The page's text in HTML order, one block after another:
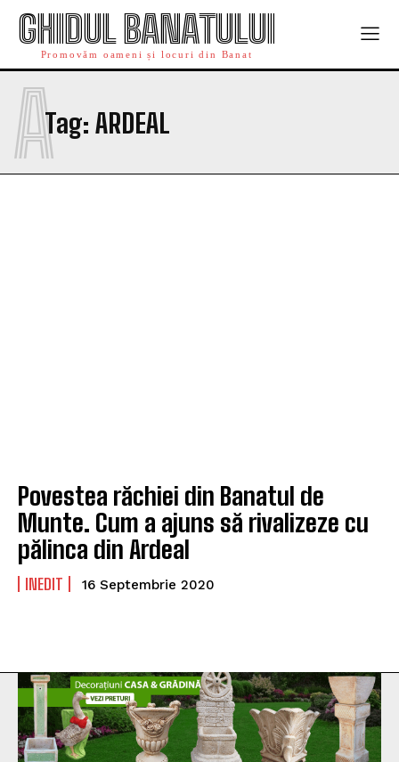
GHIDUL BANATULUI
Promovăm oameni și locuri din Banat
Tag: ARDEAL
A
Povestea răchiei din Banatul de
Munte. Cum a ajuns să rivalizeze cu
pălinca din Ardeal
INEDIT 16 Septembrie 2020